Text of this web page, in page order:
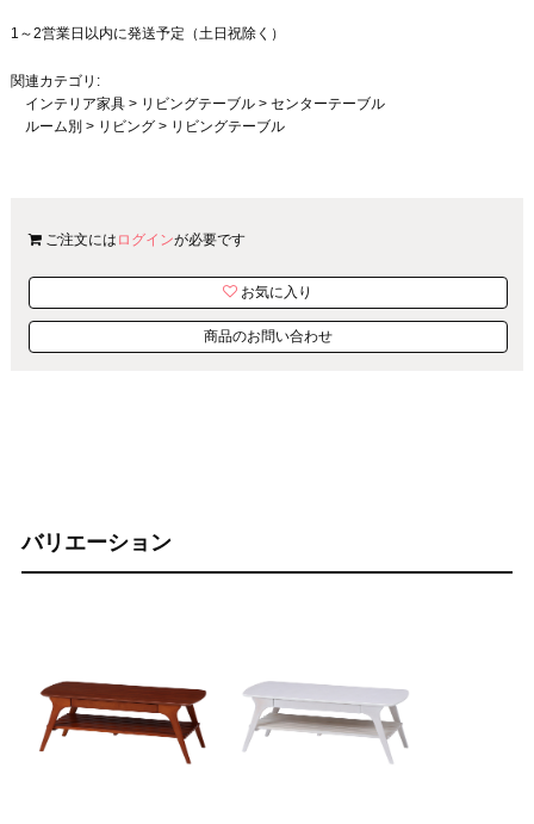
1～2営業日以内に発送予定（土日祝除く）
関連カテゴリ:
インテリア家具> リビングテーブル> センターテーブル
ルーム別 > リビング> リビングテーブル
ご注文には ログインが必要です
お気に入り
商品のお問い合わせ
バリエーション